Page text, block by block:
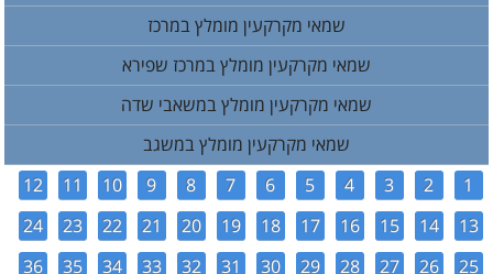
שמאי מקרקעין מומלץ במרכז
שמאי מקרקעין מומלץ במרכז שפירא
שמאי מקרקעין מומלץ במשאבי שדה
שמאי מקרקעין מומלץ במשגב
1
2
3
4
5
6
7
8
9
10
11
12
13
14
15
16
17
18
19
20
21
22
23
24
25
26
27
28
29
30
31
32
33
34
35
36